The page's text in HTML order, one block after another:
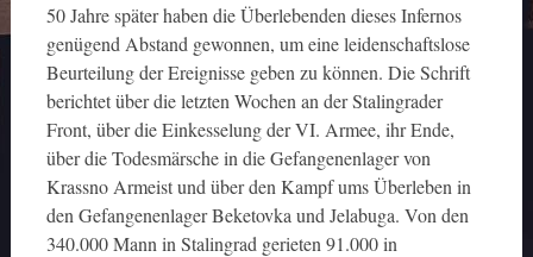
50 Jahre später haben die Überlebenden dieses Infernos
genügend Abstand gewonnen, um eine leidenschaftslose
Beurteilung der Ereignisse geben zu können. Die Schrift
berichtet über die letzten Wochen an der Stalingrader
Front, über die Einkesselung der VI. Armee, ihr Ende,
über die Todesmärsche in die Gefangenenlager von
Krassno Armeist und über den Kampf ums Überleben in
den Gefangenenlager Beketovka und Jelabuga. Von den
340.000 Mann in Stalingrad gerieten 91.000 in